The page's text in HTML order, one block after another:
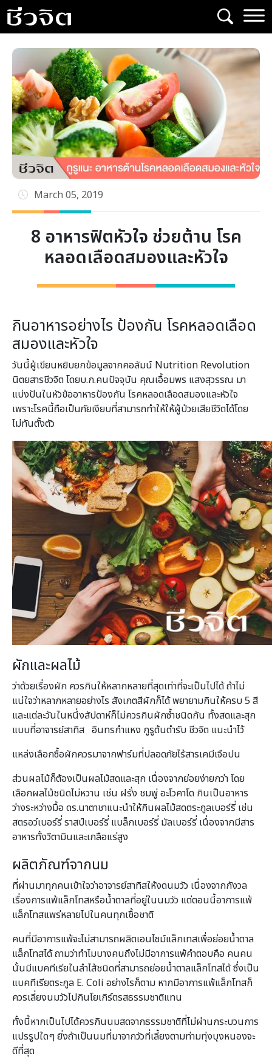
Skip
to
content
March 05, 2019
8 อาหารฟิตหัวใจ ช่วยต้าน โรค
หลอดเลือดสมองและหัวใจ
กินอาหารอย่างไร ป้องกัน โรคหลอดเลือด
สมองและหัวใจ
วันนี้ผู้เขียนหยิบยกข้อมูลจากคอลัมน์ Nutrition Revolution
นิตยสารชีวจิต โดยบ.ก.คนปัจจุบัน คุณเอื้อมพร แสงสุวรรณ มา
แบ่งปันในหัวข้ออาหารป้องกัน โรคหลอดเลือดสมองและหัวใจ
เพราะโรคนี้ถือเป็นภัยเงียบที่สามารถทำให้ให้ผู้ป่วยเสียชีวิตได้โดย
ไม่ทันตั้งตัว
ผักและผลไม้
ว่าด้วยเรื่องผัก ควรกินให้หลากหลายที่สุดเท่าที่จะเป็นไปได้ ถ้าไม่
แน่ใจว่าหลากหลายอย่างไร สังเกตสีผักก็ได้ พยายามกินให้ครบ 5 สี
และแต่ละวันในหนึ่งสัปดาห์ก็ไม่ควรกินผักซ้ำชนิดกัน ทั้งสดและสุก
แบบที่อาจารย์สาทิส อินทรกำแหง กูรูต้นตำรับ ชีวจิต แนะนำไว้
แหล่งเลือกซื้อผักควรมาจากฟาร์มที่ปลอดภัยไร้สารเคมีเจือปน
ส่วนผลไม้ก็ต้องเป็นผลไม้สดและสุก เนื่องจากย่อยง่ายกว่า โดย
เลือกผลไม้ชนิดไม่หวาน เช่น ฝรั่ง ชมพู่ อะโวคาโด กินเป็นอาหาร
ว่างระหว่างมื้อ ดร.นาตาชาแนะนำให้กินผลไม้สดตระกูลเบอร์รี่ เช่น
สตรอว์เบอร์รี่ ราสป์เบอร์รี่ แบล็กเบอร์รี่ มัลเบอร์รี่ เนื่องจากมีสาร
อาหารทั้งวิตามินและเกลือแร่สูง
ผลิตภัณฑ์จากนม
ที่ผ่านมาทุกคนเข้าใจว่าอาจารย์สาทิสให้งดนมวัว เนื่องจากกังวล
เรื่องการแพ้แล็กโทสหรือน้ำตาลที่อยู่ในนมวัว แต่ตอนนี้อาการแพ้
แล็กโทสแพร่หลายไปในคนทุกเชื้อชาติ
คนที่มีอาการแพ้จะไม่สามารถผลิตเอนไซม์แล็กเทสเพื่อย่อยน้ำตาล
แล็กโทสได้ ถามว่าทำไมบางคนถึงไม่มีอาการแพ้คำตอบคือ คนคน
นั้นมีแบคทีเรียในลำไส้ชนิดที่สามารถย่อยน้ำตาลแล็กโทสได้ ซึ่งเป็น
แบคทีเรียตระกูล E. Coli อย่างไรก็ตาม หากมีอาการแพ้แล็กโทสก็
ควรเลี่ยงนมวัวไปกินโยเกิร์ตรสธรรมชาติแทน
ทั้งนี้หากเป็นไปได้ควรกินนมสดจากธรรมชาติที่ไม่ผ่านกระบวนการ
แปรรูปใดๆ ยิ่งถ้าเป็นนมที่มาจากวัวที่เลี้ยงตามท่ามทุ่งบุงหนองจะ
ดีที่สุด